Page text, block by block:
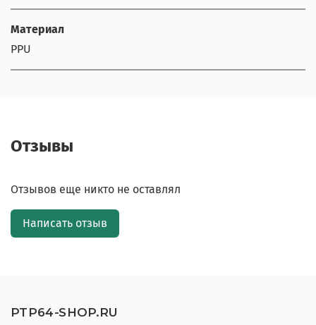
Материал
PPU
Отзывы
Отзывов еще никто не оставлял
Написать отзыв
PTP64-SHOP.RU